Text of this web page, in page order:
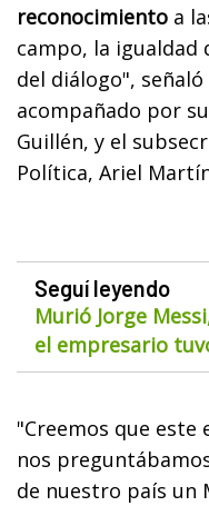
reconocimiento a
campo, la igualdad
del diálogo",
acompañado por
Guillén, y el
Política, Ariel
Seguí leyendo
Murió Jorge
el empresario
"Creemos que
nos
de nuestro país un